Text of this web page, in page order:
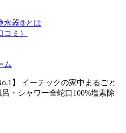
水器®とは
ミ）
ム
】 イーテックの家中まるごと
・シャワー全蛇口100%塩素除